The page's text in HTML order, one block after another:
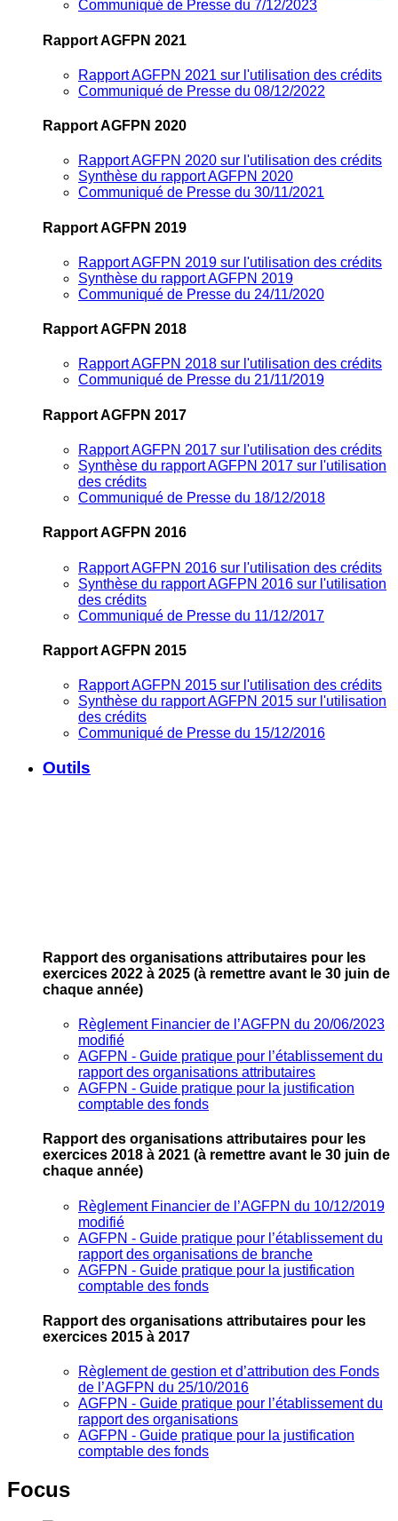
Communiqué de Presse du 7/12/2023
Rapport AGFPN 2021
Rapport AGFPN 2021 sur l'utilisation des crédits
Communiqué de Presse du 08/12/2022
Rapport AGFPN 2020
Rapport AGFPN 2020 sur l'utilisation des crédits
Synthèse du rapport AGFPN 2020
Communiqué de Presse du 30/11/2021
Rapport AGFPN 2019
Rapport AGFPN 2019 sur l'utilisation des crédits
Synthèse du rapport AGFPN 2019
Communiqué de Presse du 24/11/2020
Rapport AGFPN 2018
Rapport AGFPN 2018 sur l'utilisation des crédits
Communiqué de Presse du 21/11/2019
Rapport AGFPN 2017
Rapport AGFPN 2017 sur l'utilisation des crédits
Synthèse du rapport AGFPN 2017 sur l'utilisation
des crédits
Communiqué de Presse du 18/12/2018
Rapport AGFPN 2016
Rapport AGFPN 2016 sur l'utilisation des crédits
Synthèse du rapport AGFPN 2016 sur l'utilisation
des crédits
Communiqué de Presse du 11/12/2017
Rapport AGFPN 2015
Rapport AGFPN 2015 sur l'utilisation des crédits
Synthèse du rapport AGFPN 2015 sur l'utilisation
des crédits
Communiqué de Presse du 15/12/2016
Outils
Rapport des organisations attributaires pour les
exercices 2022 à 2025 (à remettre avant le 30 juin de
chaque année)
Règlement Financier de l’AGFPN du 20/06/2023
modifié
AGFPN ‐ Guide pratique pour l’établissement du
rapport des organisations attributaires
AGFPN ‐ Guide pratique pour la justification
comptable des fonds
Rapport des organisations attributaires pour les
exercices 2018 à 2021 (à remettre avant le 30 juin de
chaque année)
Règlement Financier de l’AGFPN du 10/12/2019
modifié
AGFPN ‐ Guide pratique pour l’établissement du
rapport des organisations de branche
AGFPN ‐ Guide pratique pour la justification
comptable des fonds
Rapport des organisations attributaires pour les
exercices 2015 à 2017
Règlement de gestion et d’attribution des Fonds
de l’AGFPN du 25/10/2016
AGFPN ‐ Guide pratique pour l’établissement du
rapport des organisations
AGFPN ‐ Guide pratique pour la justification
comptable des fonds
Focus